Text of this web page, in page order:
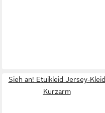
Sieh an! Etuikleid Jersey-Kleid
Kurzarm